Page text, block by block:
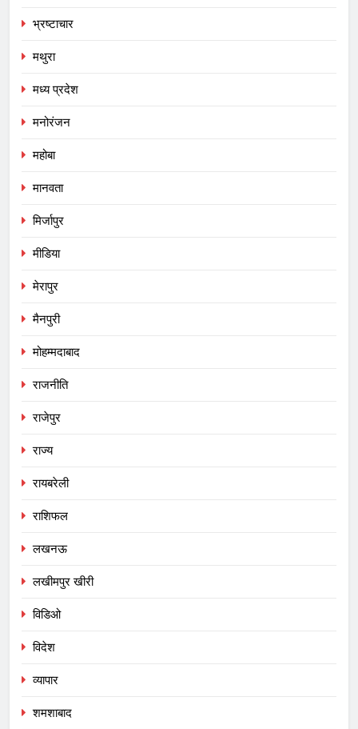
भ्रष्टाचार
मथुरा
मध्य प्रदेश
मनोरंजन
महोबा
मानवता
मिर्जापुर
मीडिया
मेरापुर
मैनपुरी
मोहम्मदाबाद
राजनीति
राजेपुर
राज्य
रायबरेली
राशिफल
लखनऊ
लखीमपुर खीरी
विडिओ
विदेश
व्यापार
शमशाबाद